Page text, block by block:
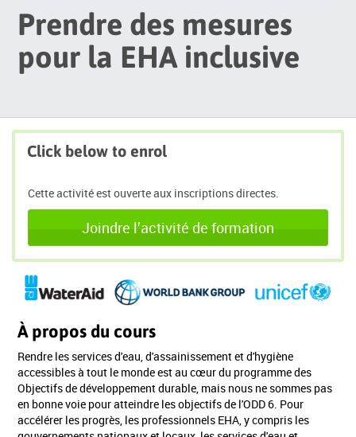
Prendre des mesures
pour la EHA inclusive
Click below to enrol
Cette activité est ouverte aux inscriptions directes.
Joindre l’activité de formation
À propos du cours
Rendre les services d'eau, d'assainissement et d'hygiène
accessibles à tout le monde est au cœur du programme des
Objectifs de développement durable, mais nous ne sommes pas
en bonne voie pour atteindre les objectifs de l'ODD 6. Pour
accélérer les progrès, les professionnels EHA, y compris les